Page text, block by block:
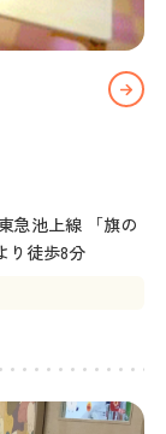
急池上線 「旗の
り徒歩8分